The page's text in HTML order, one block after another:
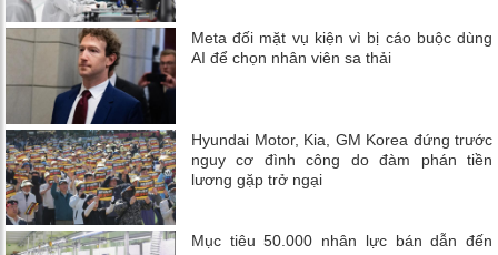
Meta đối mặt vụ kiện vì bị cáo buộc dùng
AI để chọn nhân viên sa thải
Hyundai Motor, Kia, GM Korea đứng trước
nguy cơ đình công do đàm phán tiền
lương gặp trở ngại
Mục tiêu 50.000 nhân lực bán dẫn đến